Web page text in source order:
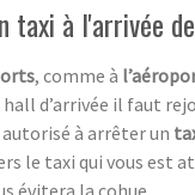
taxi à l'arrivée
, comme à
d’arrivée il faut
à arrêter un
le taxi qui vous est
évitera la cohue.